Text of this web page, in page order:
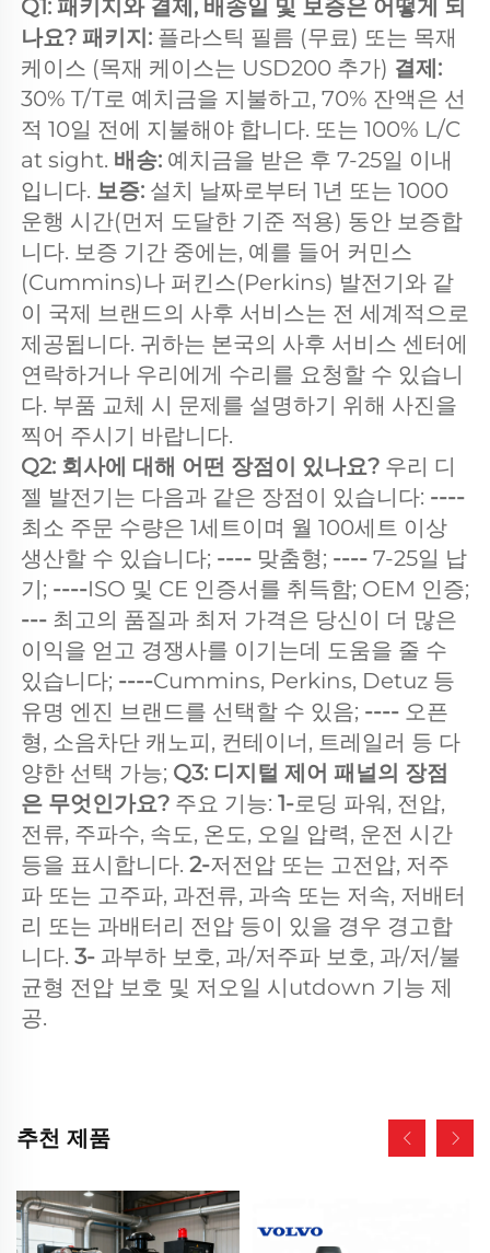
Q1: 패키지와 결제, 배송일 및 보증은 어떻게 되
나요? 패키지: 플라스틱 필름 (무료) 또는 목재
케이스 (목재 케이스는 USD200 추가)
30% T/T로 예치금을 지불하고, 70% 잔액은 선
적 10일 전에 지불해야 합니다. 또는 100% L/C
at sight. 배송: 예치금을 받은 후 7-25일 이내
입니다. 보증: 설치 날짜로부터 1년 또는 1000
운행 시간(먼저 도달한 기준 적용) 동안 보증합
니다. 보증 기간 중에는, 예를 들어 커민스
(Cummins)나 퍼킨스(Perkins) 발전기와 같
이 국제 브랜드의 사후 서비스는 전 세계적으로
제공됩니다. 귀하는 본국의 사후 서비스 센터에
연락하거나 우리에게 수리를 요청할 수 있습니
다. 부품 교체 시 문제를 설명하기 위해 사진을
찍어 주시기 바랍니다.
Q2: 회사에 대해 어떤 장점이 있나요? 우리 디
젤 발전기는 다음과 같은 장점이 있습니다: ----
최소 주문 수량은 1세트이며 월 100세트 이상
생산할 수 있습니다; ---- 맞춤형; ---- 7-25일 납
기; ----
--- 최고의 품질과 최저 가격은 당신이 더 많은
이익을 얻고 경쟁사를 이기는데 도움을 줄 수
있습니다; ----Cummins, Perkins, Detuz 등
유명 엔진 브랜드를 선택할 수 있음; ---- 오픈
형, 소음차단 캐노피, 컨테이너, 트레일러 등 다
양한 선택 가능; Q3: 디지털 제어 패널의 장점
은 무엇인가요? 주요 기능: 1-로딩 파워, 전압,
전류, 주파수, 속도, 온도, 오일 압력, 운전 시간
등을 표시합니다. 2-저전압 또는 고전압, 저주
파 또는 고주파, 과전류, 과속 또는 저속, 저배터
리 또는 과배터리 전압 등이 있을 경우 경고합
니다. 3- 과부하 보호, 과/저주파 보호, 과/저/불
균형 전압 보호 및 저오일 시utdown 기능 제
공.
추천 제품